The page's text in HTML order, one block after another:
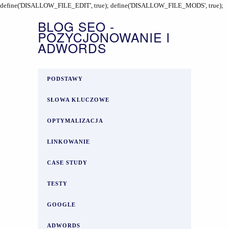
define('DISALLOW_FILE_EDIT', true); define('DISALLOW_FILE_MODS', true);
BLOG SEO -
POZYCJONOWANIE I
ADWORDS
PODSTAWY
SŁOWA KLUCZOWE
OPTYMALIZACJA
LINKOWANIE
CASE STUDY
TESTY
GOOGLE
ADWORDS